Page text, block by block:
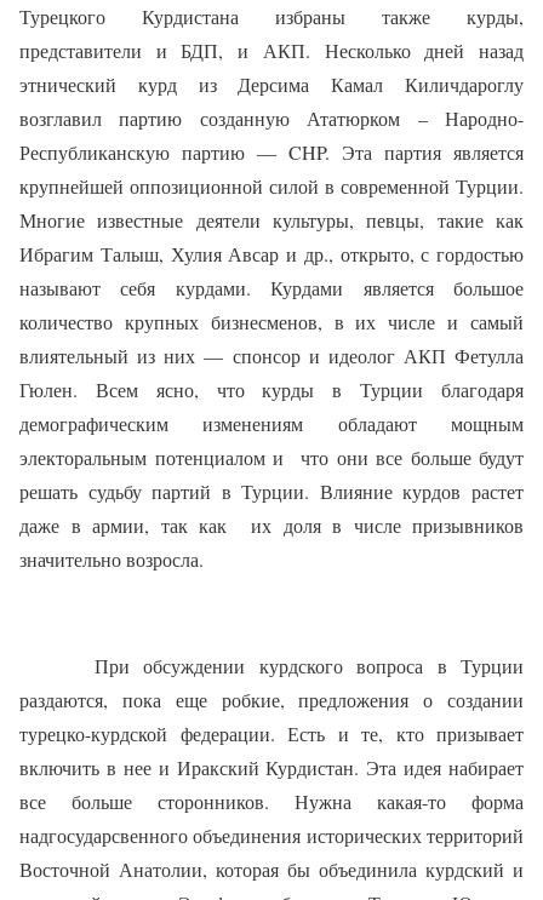
Турецкого Курдистана избраны также курды,
представители и БДП, и АКП. Несколько дней назад
этнический курд из Дерсима Камал Киличдароглу
возглавил партию созданную Ататюрком – Народно-
Республиканскую партию — CHP. Эта партия является
крупнейшей оппозиционной силой в современной Турции.
Многие известные деятели культуры, певцы, такие как
Ибрагим Талыш, Хулия Авсар и др., открыто, с гордостью
называют себя курдами. Курдами является большое
количество крупных бизнесменов, в их числе и самый
влиятельный из них — спонсор и идеолог АКП Фетулла
Гюлен. Всем ясно, что курды в Турции благодаря
демографическим изменениям обладают мощным
электоральным потенциалом и
что они все больше будут
решать судьбу партий в Турции. Влияние курдов растет
даже в армии, так как
их доля в числе призывников
значительно возросла.
При обсуждении курдского вопроса в Турции
раздаются, пока еще робкие, предложения о создании
турецко-курдской федерации. Есть и те, кто призывает
включить в нее и Иракский Курдистан. Эта идея набирает
все больше сторонников. Нужна какая-то форма
надгосударсвенного объединения исторических территорий
Восточной Анатолии, которая бы объединила курдский и